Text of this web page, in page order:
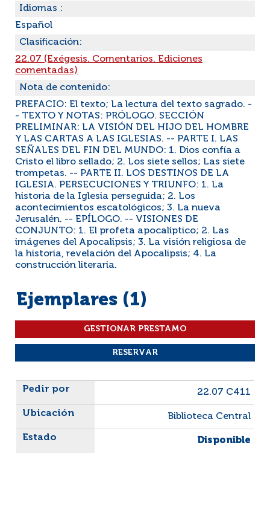
Idiomas :
Español
Clasificación:
22.07 (Exégesis. Comentarios. Ediciones
comentadas)
Nota de contenido:
PREFACIO: El texto; La lectura del texto sagrado. -
- TEXTO Y NOTAS: PRÓLOGO. SECCIÓN
PRELIMINAR: LA VISIÓN DEL HIJO DEL HOMBRE
Y LAS CARTAS A LAS IGLESIAS. -- PARTE I. LAS
SEÑALES DEL FIN DEL MUNDO: 1. Dios confía a
Cristo el libro sellado; 2. Los siete sellos; Las siete
trompetas. -- PARTE II. LOS DESTINOS DE LA
IGLESIA. PERSECUCIONES Y TRIUNFO: 1. La
historia de la Iglesia perseguida; 2. Los
acontecimientos escatológicos; 3. La nueva
Jerusalén. -- EPÍLOGO. -- VISIONES DE
CONJUNTO: 1. El profeta apocalíptico; 2. Las
imágenes del Apocalipsis; 3. La visión religiosa de
la historia, revelación del Apocalipsis; 4. La
construcción literaria.
Ejemplares (1)
Liste des exemplaires
22.07 C411
Biblioteca Central
Disponible